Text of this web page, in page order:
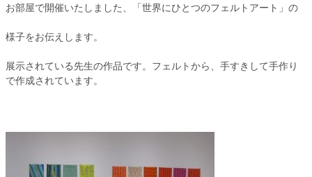
お部屋で開催いたしました、「世界にひとつのフェルトアート」の
様子をお伝えします。
展示されている先生の作品です。フェルトから、手すきして手作り
で作成されています。